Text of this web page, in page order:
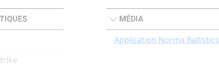
MÉDIA
Application Norma Ballistics